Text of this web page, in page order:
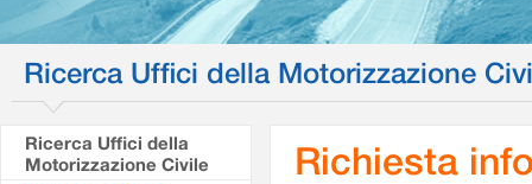
Ricerca Uffici della Motorizzazione
Ricerca Uffici della
Motorizzazione Civile
Richiesta